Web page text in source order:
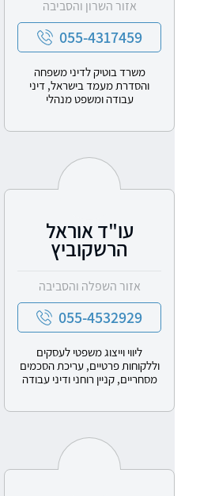
אזור השרון והסביבה
055-4317459
משרד בוטיק לדיני משפחה
והסדרת מעמד בישראל, דיני
עבודה ומשפט מנהלי
עו"ד אוראל
הרשקוביץ
אזור השפלה והסביבה
055-4532929
ליווי וייצוג משפטי לעסקים
וללקוחות פרטיים, עריכת הסכמים
מסחריים, קניין רוחני ודיני עבודה